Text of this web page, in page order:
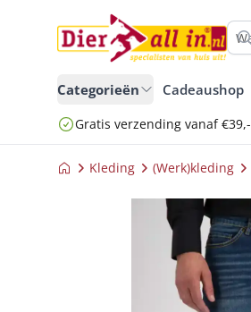
Categorieën Cadeaushop
Gratis verzending vanaf €39,-
Kleding (Werk)kleding